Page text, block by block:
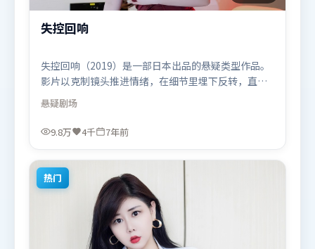
失控回响
失控回响（2019）是一部日本出品的悬疑类型作品。
影片以克制镜头推进情绪，在细节里埋下反转，直至
最后一刻才揭开谜底。高潮段落信息密度高，情绪释
放与主题回扣同时完成。由洪常秀执导，刘亦菲、宋
康昊、朱一龙，杨紫、黄渤、沈腾等联袂出演。影片
喜欢悬疑题材的观众观看。
悬疑剧场
9.8万 4千 7年前
热门